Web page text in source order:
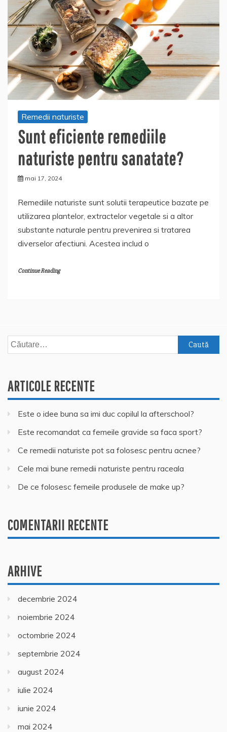
Remedii naturiste
Sunt eficiente remediile
naturiste pentru sanatate?
mai 17, 2024
Remediile naturiste sunt solutii terapeutice bazate pe
utilizarea plantelor, extractelor vegetale si a altor
substante naturale pentru prevenirea si tratarea
diverselor afectiuni. Acestea includ o
Continue Reading
Caută
după:
ARTICOLE RECENTE
Este o idee buna sa imi duc copilul la afterschool?
Este recomandat ca femeile gravide sa faca sport?
Ce remedii naturiste pot sa folosesc pentru acnee?
Cele mai bune remedii naturiste pentru raceala
De ce folosesc femeile produsele de make up?
COMENTARII RECENTE
ARHIVE
decembrie 2024
noiembrie 2024
octombrie 2024
septembrie 2024
august 2024
iulie 2024
iunie 2024
mai 2024